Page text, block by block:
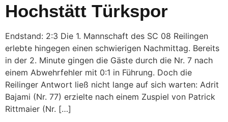
Hochstätt Türkspor
Endstand: 2:3 Die 1. Mannschaft des SC 08 Reilingen
erlebte hingegen einen schwierigen Nachmittag. Bereits
in der 2. Minute gingen die Gäste durch die Nr. 7 nach
einem Abwehrfehler mit 0:1 in Führung. Doch die
Reilinger Antwort ließ nicht lange auf sich warten: Adrit
Bajami (Nr. 77) erzielte nach einem Zuspiel von Patrick
Rittmaier (Nr. […]